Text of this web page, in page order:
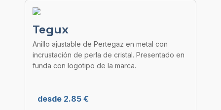
Tegux
Anillo ajustable de Pertegaz en metal con
incrustación de perla de cristal. Presentado en
funda con logotipo de la marca.
desde 2.85 €